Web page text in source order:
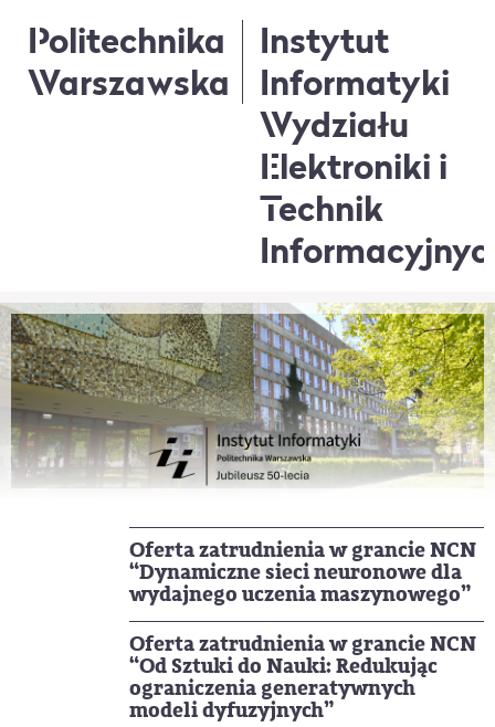
Politechnika
Warszawska
Instytut
Informatyki
Wydziału
Elektroniki i
Technik
Oferta zatrudnienia w grancie NCN
“Dynamiczne sieci neuronowe dla
wydajnego uczenia maszynowego”
Oferta zatrudnienia w grancie NCN
“Od Sztuki do Nauki: Redukując
ograniczenia generatywnych
modeli dyfuzyjnych”